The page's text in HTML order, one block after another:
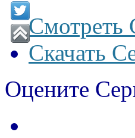
Смотреть
Скачать
Оцените